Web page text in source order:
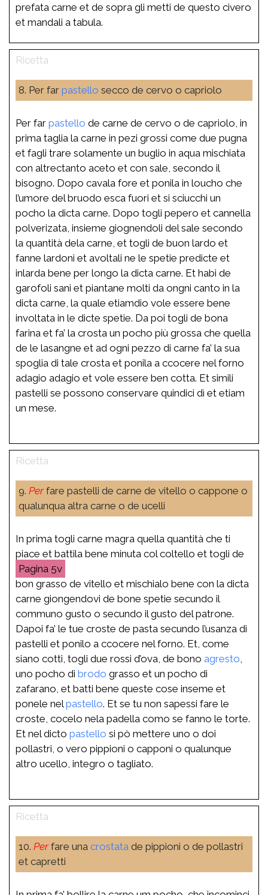
prefata carne et de sopra gli metti de questo civero
et mandali a tabula.
8. Per far pastello secco de cervo o capriolo
Per far pastello de carne de cervo o de capriolo, in
prima taglia la carne in pezi grossi come due pugna
et fagli trare solamente un buglio in aqua mischiata
con altrectanto aceto et con sale, secondo il
bisogno. Dopo cavala fore et ponila in loucho che
l’umore del bruodo esca fuori et si sciucchi un
pocho la dicta carne. Dopo togli pepero et cannella
polverizata, insieme giognendoli del sale secondo
la quantità dela carne, et togli de buon lardo et
fanne lardoni et avoltali ne le spetie predicte et
inlarda bene per longo la dicta carne. Et habi de
garofoli sani et piantane molti da ongni canto in la
dicta carne, la quale etiamdio vole essere bene
involtata in le dicte spetie. Da poi togli de bona
farina et fa’ la crosta un pocho più grossa che quella
de le lasangne et ad ogni pezzo di carne fa’ la sua
spoglia di tale crosta et ponila a ccocere nel forno
adagio adagio et vole essere ben cotta. Et simili
pastelli se possono conservare quindici dì et etiam
un mese.
9. Perfare pastelli de carne de vitello o cappone o
qualunqua altra carne o de ucelli
In prima togli carne magra quella quantità che ti
piace et battila bene minuta col coltello et togli de
5v
bon grasso de vitello et mischialo bene con la dicta
carne giongendovi de bone spetie secundo il
communo gusto o secundo il gusto del patrone.
Dapoi fa’ le tue croste de pasta secundo l’usanza di
pastelli et ponilo a ccocere nel forno. Et, come
siano cotti, togli due rossi d’ova, de bono agresto
uno pocho di brodo grasso et un pocho di
zafarano, et batti bene queste cose inseme et
ponele nelpastello. Et se tu non sapessi fare le
croste, cocelo nela padella como se fanno le torte.
Et nel dicto pastello si pò mettere uno o doi
pollastri, o vero pippioni o capponi o qualunque
altro ucello, integro o tagliato.
10. Perfare una crostata de pippioni o de pollastri
et capretti